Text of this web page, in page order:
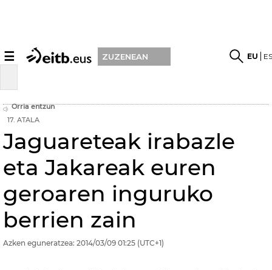
☰ ZUZENEAN EU
Orria entzun
17. ATALA
Jaguareteak irabazle
eta Jakareak euren
geroaren inguruko
berrien zain
Azken eguneratzea: 2014/03/09 01:25 (UTC+1)